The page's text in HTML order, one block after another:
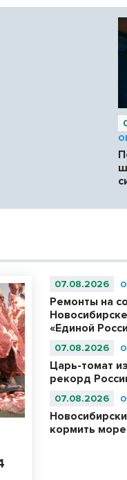
07.08.2026
Ремонты на
«Единой
07.08.2026
Царь-томат
рекорд
07.08.2026
кормить